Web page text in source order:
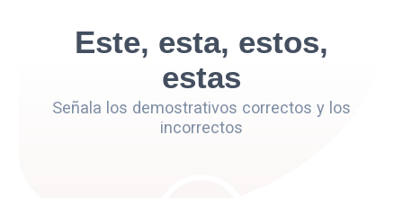
Este, esta, estos,
estas
Señala los demostrativos correctos y los
incorrectos